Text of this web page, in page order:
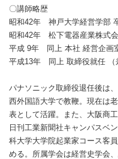
〇講師略歴
昭和42年 神戸大学経営学部
昭和42年 松下電器産業株式
平成 9年 同上 本社 経営企画
平成13年 同上 取締役就任 （
パナソニック取締役退任後は
西外国語大学で教鞭。現在は
表として活躍。また、大阪商
日刊工業新聞社キャンパスベ
科大学大学院起業家コース客
める。所属学会は経営史学会